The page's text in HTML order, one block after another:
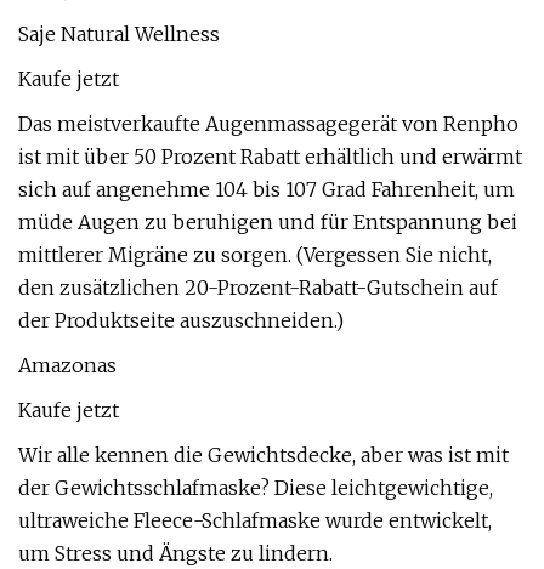
Saje Natural Wellness
Kaufe jetzt
Das meistverkaufte Augenmassagegerät von Renpho
ist mit über 50 Prozent Rabatt erhältlich und erwärmt
sich auf angenehme 104 bis 107 Grad Fahrenheit, um
müde Augen zu beruhigen und für Entspannung bei
mittlerer Migräne zu sorgen. (Vergessen Sie nicht,
den zusätzlichen 20-Prozent-Rabatt-Gutschein auf
der Produktseite auszuschneiden.)
Amazonas
Kaufe jetzt
Wir alle kennen die Gewichtsdecke, aber was ist mit
der Gewichtsschlafmaske? Diese leichtgewichtige,
ultraweiche Fleece-Schlafmaske wurde entwickelt,
um Stress und Ängste zu lindern.